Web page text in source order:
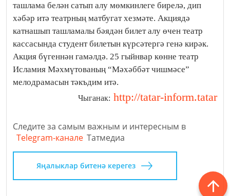
ташлама белән сатып алу мөмкинлеге бирелә, дип
хәбәр итә театрның матбугат хезмәте. Акциядә
катнашып ташламалы бәядән билет алу өчен театр
кассасында студент билетын күрсәтергә генә кирәк.
Акция бүгеннән гамәлдә. 25 гыйнвар көнне театр
Исламия Мәхмүтованың “Мәхәббәт чишмәсе”
мелодрамасын тәкъдим итә.
Чыганак: http://tatar-inform.tatar
Следите за самым важным и интересным в
Telegram-канале Татмедиа
Яңалыклар битенә керегез